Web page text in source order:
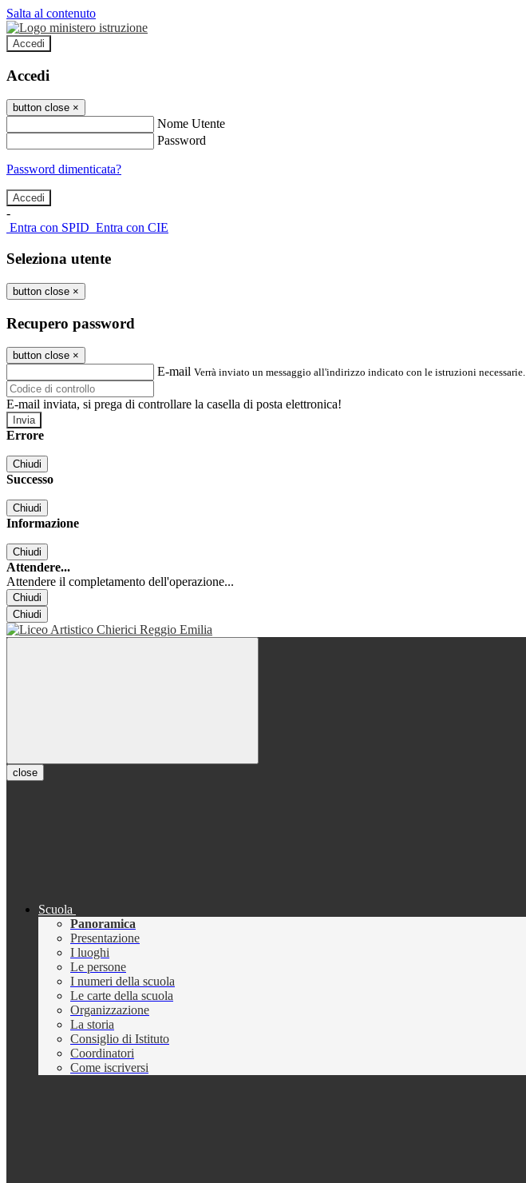
Salta al contenuto
Accedi
Accedi
button close ×
Nome Utente
Password
Password dimenticata?
-
Entra con SPID Entra con CIE
Seleziona utente
button close ×
Recupero password
button close ×
E-mail Verrà inviato un messaggio all'indirizzo indicato con le istruzioni necessarie.
E-mail inviata, si prega di controllare la casella di posta elettronica!
Errore
Chiudi
Successo
Chiudi
Informazione
Chiudi
Attendere...
Attendere il completamento dell'operazione...
Chiudi
Chiudi
close
Scuola
Panoramica
Presentazione
I luoghi
Le persone
I numeri della scuola
Le carte della scuola
Organizzazione
La storia
Consiglio di Istituto
Coordinatori
Come iscriversi